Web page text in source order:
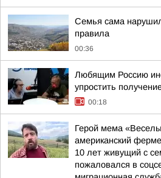
Семья сама
правила
00:36
Любящим Россию
упростить
00:18
Герой мема
американский
10 лет живущий с
пожаловался в